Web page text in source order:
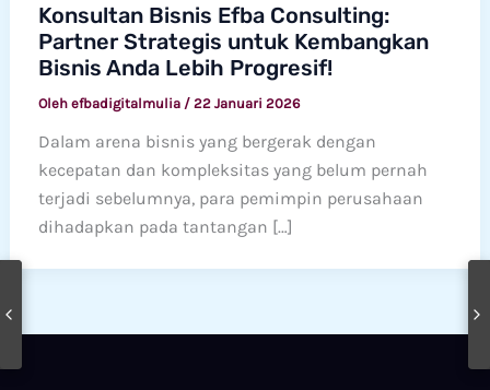
Konsultan Bisnis Efba Consulting:
Partner Strategis untuk Kembangkan
Bisnis Anda Lebih Progresif!
Oleh efbadigitalmulia / 22 Januari 2026
Dalam arena bisnis yang bergerak dengan
kecepatan dan kompleksitas yang belum pernah
terjadi sebelumnya, para pemimpin perusahaan
dihadapkan pada tantangan […]